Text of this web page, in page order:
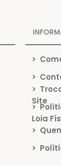
>
>
>
Site
>
Loja
>
>